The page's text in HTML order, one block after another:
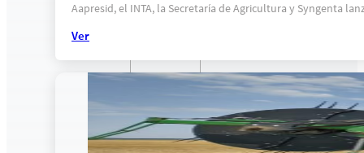
Aapresid, el INTA, la Secretaría de Agricultura y Syngenta
Ver